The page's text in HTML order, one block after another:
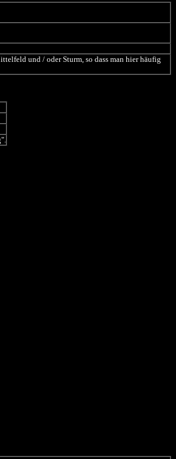
und / oder Sturm, so dass man hier häufig